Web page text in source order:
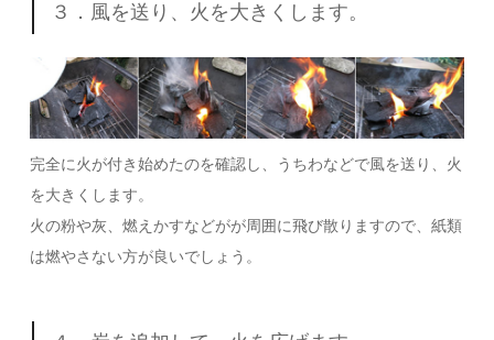
３．風を送り、火を大きくします。
完全に火が付き始めたのを確認し、うちわなどで風を送り、火
を大きくします。
火の粉や灰、燃えかすなどがが周囲に飛び散りますので、紙類
は燃やさない方が良いでしょう。